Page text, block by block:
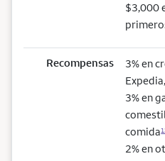
$3,000
Recompensas
3% en
3% en
comida
2% en